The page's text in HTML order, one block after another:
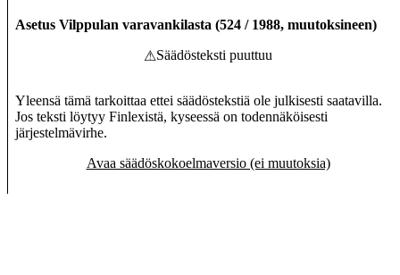
Asetus Vilppulan varavankilasta (524 / 1988, muutoksineen)
⚠Säädösteksti puuttuu
Yleensä tämä tarkoittaa ettei säädöstekstiä ole julkisesti saatavilla.
Jos teksti löytyy Finlexistä, kyseessä on todennäköisesti
järjestelmävirhe.
Avaa säädöskokoelmaversio (ei muutoksia)